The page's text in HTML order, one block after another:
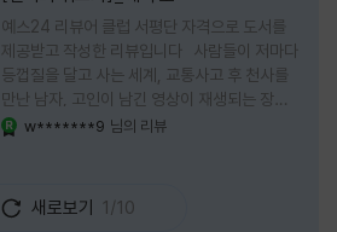
예스24 리뷰어 클럽 서평단 자격으로 도서를
제공받고 작성한 리뷰입니다 사람들이 저마다
등껍질을 달고 사는 세계, 교통사고 후 천사를
만난 남자, 고인이 남긴 영상이 재생되는 장례
식장에서 똥을 싼 개. 이 책에는 몇 줄만 읽어도
넘어가 있었다. 소설을 읽으면서 잘 만든 단편
애니메이션 여러 편을 차례로 보는 기분이 들었
w*******9 님의 리뷰
새로보기 1/10